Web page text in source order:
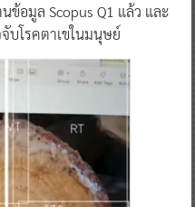
ข้อมูล Scopus Q1 แล้ว และ
บโรคตาเขในมนุษย์